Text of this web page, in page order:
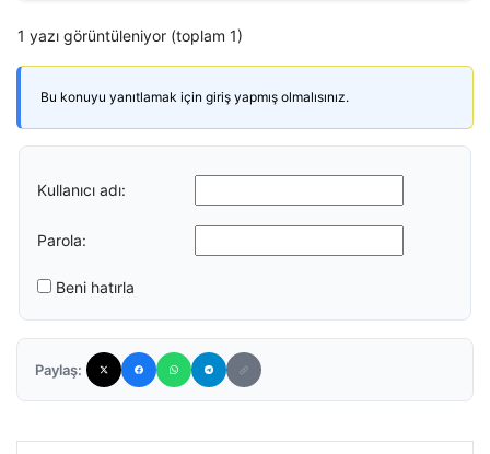
1 yazı görüntüleniyor (toplam 1)
Bu konuyu yanıtlamak için giriş yapmış olmalısınız.
Kullanıcı adı:
Parola:
Beni hatırla
Paylaş: